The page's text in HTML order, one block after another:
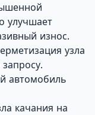
улучшает
износ.
узла
автомобиль
качания на